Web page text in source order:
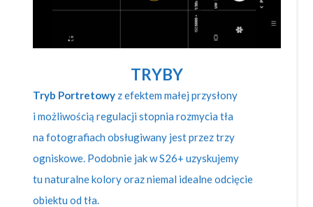
TRYBY
Tryb Portretowyz efektem małej przysłony
i możliwością regulacji stopnia rozmycia tła
na fotografiach obsługiwany jest przez trzy
ogniskowe. Podobnie jak w S26+ uzyskujemy
tu naturalne kolory oraz niemal idealne odcięcie
obiektu od tła.